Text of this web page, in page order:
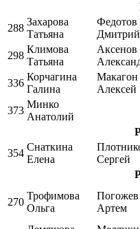
288
Захарова
Татьяна
Федотов
Дмитрий
298
Климова
Татьяна
Аксенов
336
Корчагина
Галина
Макагон
Алексей
373
Минко
Анатолий
354
Снаткина
Елена
Сергей
270
Трофимова
Ольга
Погожев
Артем